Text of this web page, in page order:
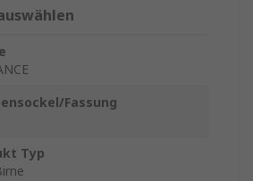
Fassung
Typ